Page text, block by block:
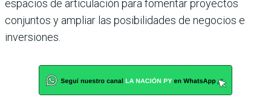
espacios de articulación para fomentar proyectos
conjuntos y ampliar las posibilidades de negocios e
inversiones.